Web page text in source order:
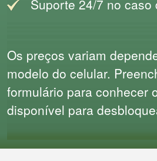
Suporte 24/7 no caso
Os preços variam
modelo do celular.
formulário para conhecer
disponível para